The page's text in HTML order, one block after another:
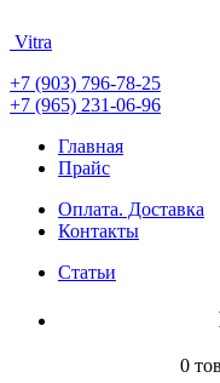
Vitra
+7 (903) 796-78-25
+7 (965) 231-06-96
Главная
Прайс
Оплата. Доставка
Контакты
Статьи
0